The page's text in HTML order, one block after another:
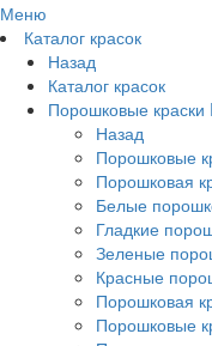
Меню
Каталог красок
Назад
Каталог красок
Порошковые краски
Назад
Порошковые
Порошковая
Белые
Гладкие
Зеленые
Красные
Порошковая
Порошковые